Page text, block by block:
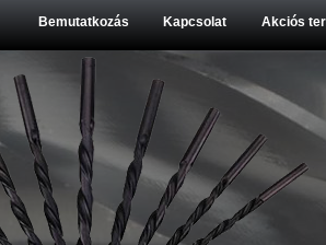
Bemutatkozás Kapcsolat Akciós